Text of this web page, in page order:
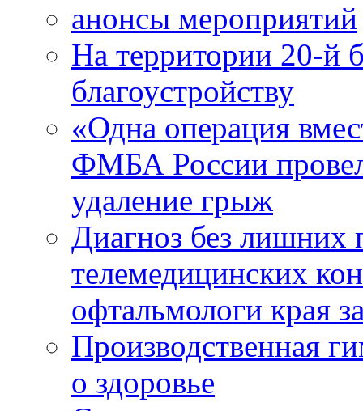
анонсы мероприятий
На территории 20-й
благоустройству
«Одна операция
ФМБА России
удаление грыж
Диагноз без лишних
телемедицинских
офтальмологи края
Производственная
о здоровье